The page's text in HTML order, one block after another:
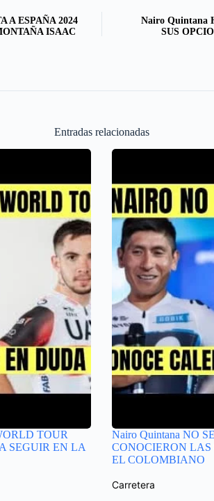
A ESPAÑA 2024
ISAAC
Nairo Quintana
SUS
Entradas relacionadas
TOUR
SEGUIR EN LA
Nairo Quintana NO
CONOCIERON
EL COLOMBIANO
Carretera